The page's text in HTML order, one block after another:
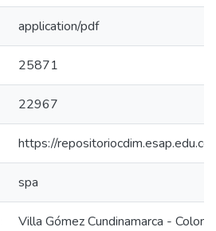
application/pdf
25871
22967
https://
spa
Villa Gómez Cundinamarca -